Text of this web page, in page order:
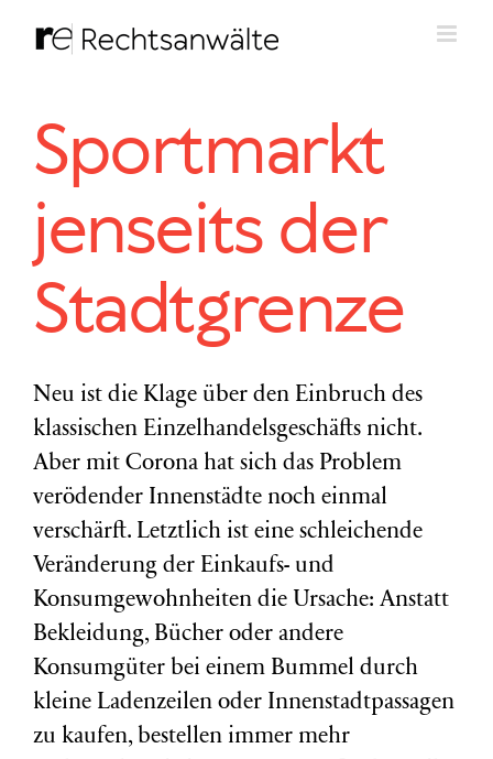
Inhalt
Sportmarkt
jenseits der
Stadtgrenze
Neu ist die Klage über den Einbruch des
klassischen Einzelhandelsgeschäfts nicht.
Aber mit Corona hat sich das Problem
verödender Innenstädte noch einmal
verschärft. Letztlich ist eine schleichende
Veränderung der Einkaufs- und
Konsumgewohnheiten die Ursache: Anstatt
Bekleidung, Bücher oder andere
Konsumgüter bei einem Bummel durch
kleine Ladenzeilen oder Innenstadtpassagen
zu kaufen, bestellen immer mehr